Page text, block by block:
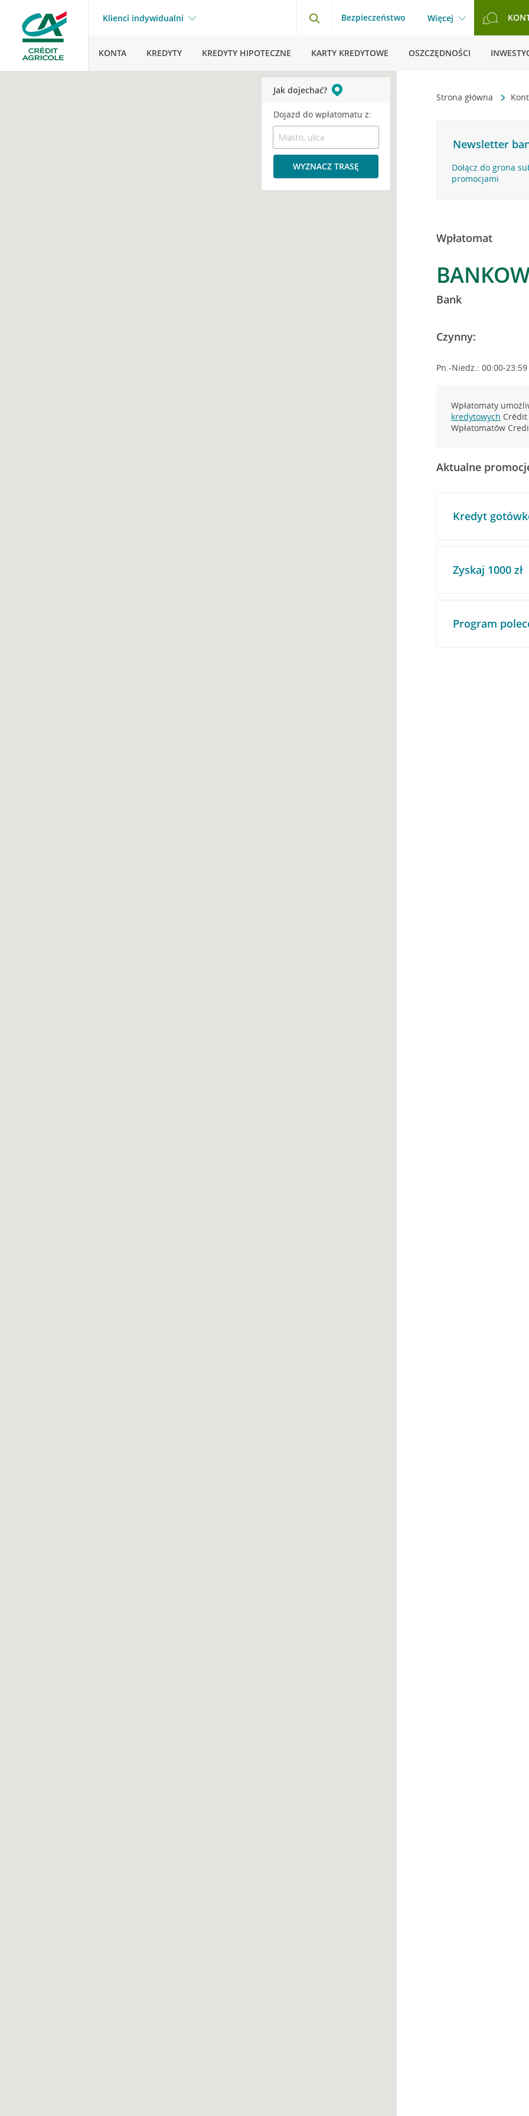
Klienci indywidualni Bezpieczeństwo Więcej
KONTA KREDYTY KREDYTY HIPOTECZNE KARTY KREDYTOWE OSZCZĘDNOŚCI
Strona główna
Newsletter
Dołącz do grona
promocjami
Wpłatomat
Bank
Czynny:
Pn.-Niedz.: 00:00-23:59
Wpłatomaty
kredytowych
Wpłatomatów
Aktualne
Kredyt
Zyskaj 1000 zł
Program
Jak dojechać?
Dojazd do wpłatomatu z:
WYZNACZ TRASĘ